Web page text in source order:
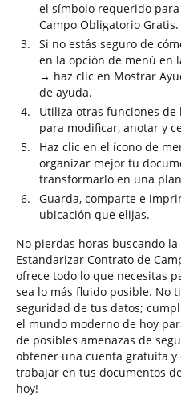
el símbolo requerido
Campo Obligatorio Gratis.
Si no estás seguro de
en la opción de menú en
→ haz clic en Mostrar
de ayuda.
Utiliza otras funciones
para modificar, anotar y
Haz clic en el ícono de
organizar mejor tu
transformarlo en una
Guarda, comparte e
ubicación que elijas.
No pierdas horas buscando
Estandarizar Contrato de
ofrece todo lo que necesitas
sea lo más fluido posible. No
seguridad de tus datos;
el mundo moderno de hoy
de posibles amenazas de
obtener una cuenta gratuita
trabajar en tus documentos
hoy!